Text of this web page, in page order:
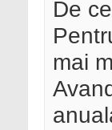
De
mai